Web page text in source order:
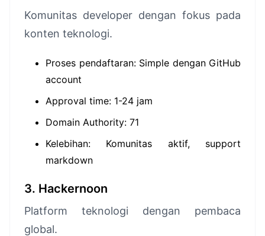
Komunitas developer dengan fokus pada
konten teknologi.
Proses pendaftaran: Simple dengan GitHub
account
Approval time: 1-24 jam
Domain Authority: 71
Kelebihan: Komunitas aktif, support
markdown
3. Hackernoon
Platform teknologi dengan pembaca
global.